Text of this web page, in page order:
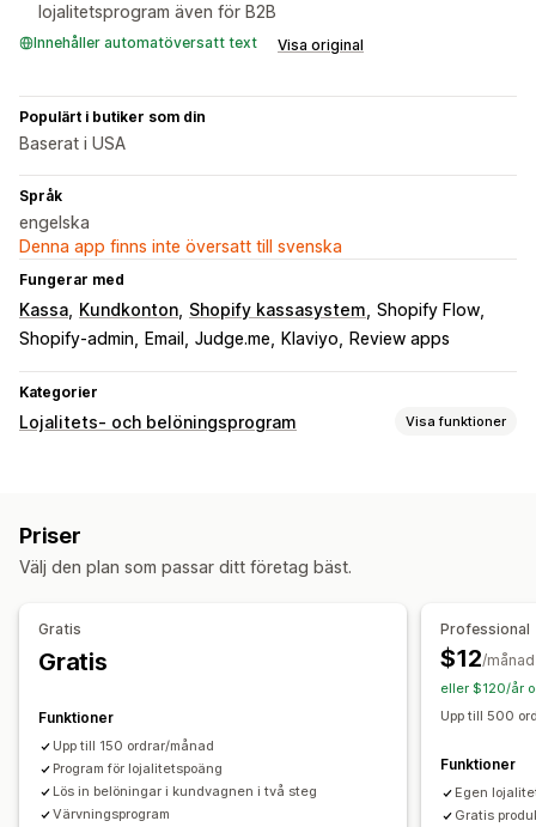
lojalitetsprogram även för B2B
Innehåller automatöversatt text Visa original
Populärt i butiker som din
Baserat i USA
Språk
engelska
Denna app finns inte översatt till svenska
Fungerar med
Kassa Kundkonton Shopify kassasystem Shopify Flow
Shopify-admin
Email Judge.me Klaviyo Review apps
Kategorier
Lojalitets- och belöningsprogram Visa funktioner
Hänvisningar
Gratisprodukter
Anpassade belöningar
Priser
Välj den plan som passar ditt företag bäst.
Gratis
Gratis
Funktioner
Upp till 150 ordrar/månad
Program för lojalitetspoäng
Lös in belöningar i kundvagnen i två steg
Värvningsprogram
Professional
$12/månad
eller $120/år
Upp till 500
Funktioner
Egen
Gratis